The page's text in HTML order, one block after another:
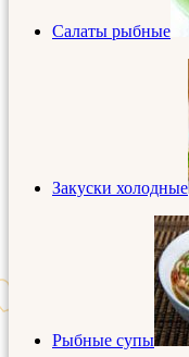
Салаты рыбные
Закуски холодные
Рыбные супы